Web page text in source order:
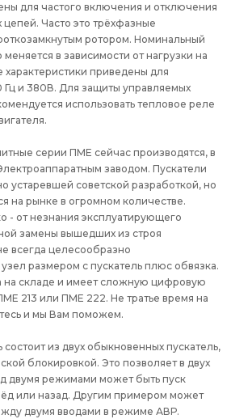
для частого включения и отключения
цепей. Часто это трёхфазные
ротором. Номинальный
в зависимости от нагрузки на
характеристики приведены для
Гц и 380В. Для защиты управляемых
использовать тепловое реле
серии ПМЕ сейчас производятся, в
заводом. Пускатели
устаревшей советской разработкой, но
на рынке в огромном количестве.
- от незнания эксплуатирующего
замены вышедших из строя
всегда целесообразно
размером с пускатель плюс обвязка.
на складе и имеет сложную цифровую
213 или ПМЕ 222. Не тратье время на
и мы Вам поможем.
из двух обыкновенных пускатель,
блокировкой. Это позволяет в двух
двумя режимами может быть пуск
или назад. Другим примером может
двумя вводами в режиме АВР.